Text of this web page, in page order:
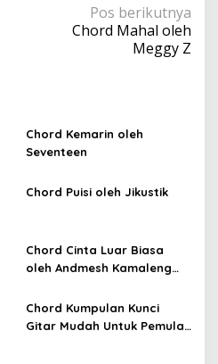
Pos berikutnya
Chord Mahal oleh
Meggy Z
Chord Kemarin oleh
Seventeen
Chord Puisi oleh Jikustik
Chord Cinta Luar Biasa
oleh Andmesh Kamaleng
SKA)
Chord Kumpulan Kunci
Gitar Mudah Untuk Pemula